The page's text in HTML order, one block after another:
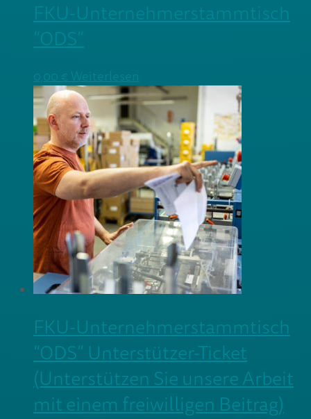
FKU-Unternehmerstammtisch
“ODS”
0,00€Weiterlesen
FKU-Unternehmerstammtisch
“ODS” Unterstützer-Ticket
(Unterstützen Sie unsere Arbeit
mit einem freiwilligen Beitrag)